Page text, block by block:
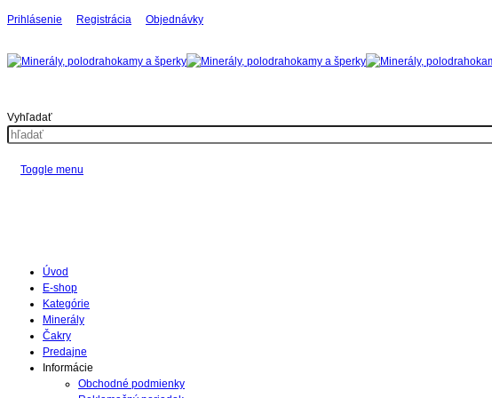
Prihlásenie Registrácia Objednávky
Vyhľadať
Toggle menu
Úvod
E-shop
Kategórie
Minerály
Čakry
Predajne
Informácie
Obchodné podmienky